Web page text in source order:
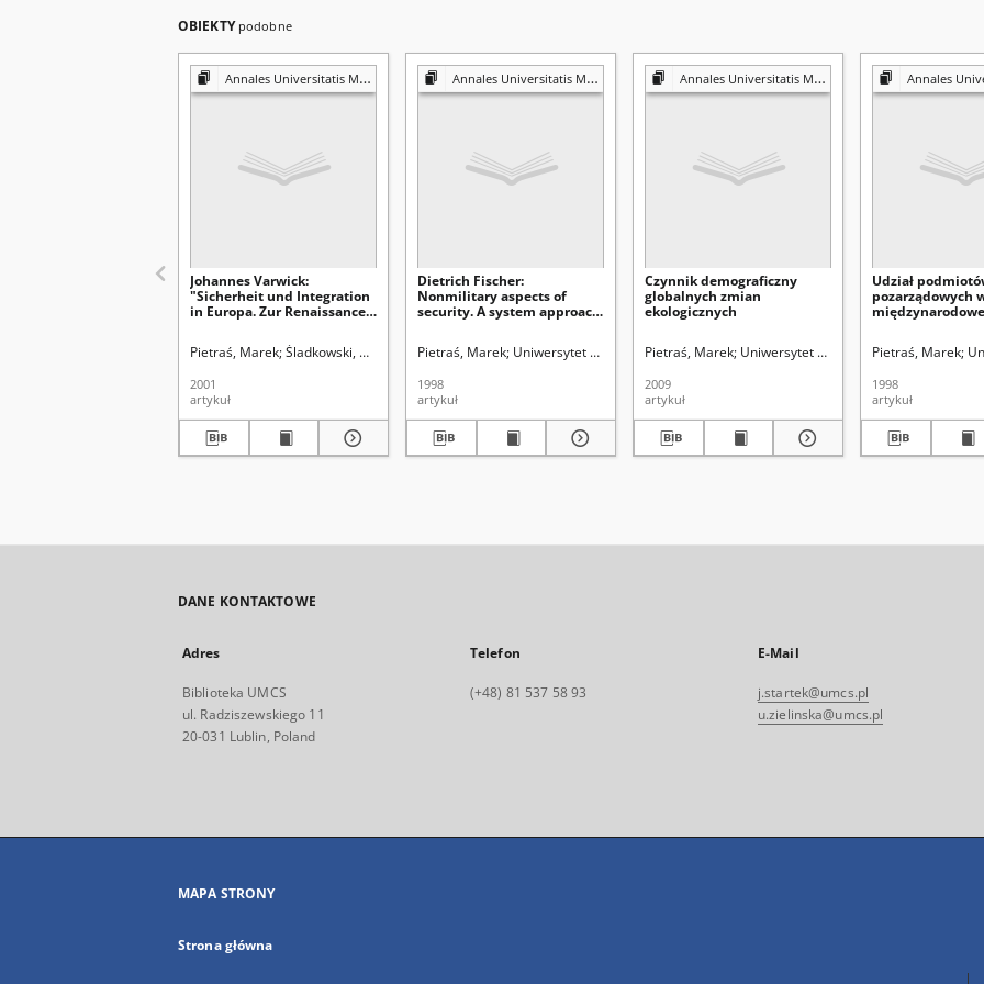
OBIEKTY podobne
Annales Universitatis Mariae Curie-Skłodowska. Sectio K, Politologia
Johannes Varwick:
"Sicherheit und Integration
in Europa. Zur Renaissance
Union", Leske + Budrich,
Opladen 1998, s. 424
Pietraś, Marek Śladkowski, Wiesław (1935-). Red.
2001
artykuł
Annales Universitatis Mariae Curie-Skłodowska. Sectio K, Politologia
Dietrich Fischer:
Nonmilitary aspects of
security. A system approach,
Geneva 1993, s. 209
Pietraś, Marek Uniwersytet Marii Curie-Skłodowskiej (Lublin)
1998
artykuł
Annales Universitatis Mariae Curie-Skłodowska. Sectio K, Politologia
Czynnik demograficzny
globalnych zmian
ekologicznych
Pietraś, Marek Uniwersytet Marii Curie-Skłodowskiej
2009
artykuł
Annales Universitatis Mariae Curie-
Udział
pozarządowych
Pietraś, Marek
1998
artykuł
DANE KONTAKTOWE
Adres
Biblioteka UMCS
ul. Radziszewskiego 11
20-031 Lublin, Poland
Telefon
(+48) 81 537 58 93
E-Mail
j.startek@umcs.pl
u.zielinska@umcs.pl
MAPA STRONY
Strona główna